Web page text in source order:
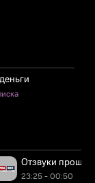
Отзвуки
23:25 - 00:50